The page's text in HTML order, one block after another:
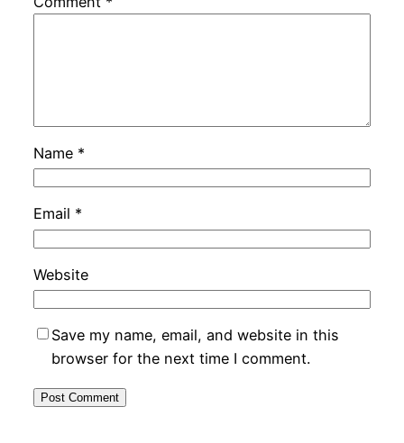
Name *
Email *
Website
Save my name, email, and website in this
browser for the next time I comment.